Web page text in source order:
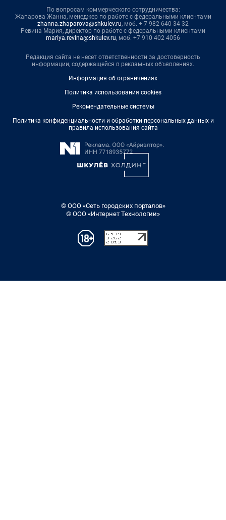
По вопросам коммерческого сотрудничества:
Жапарова Жанна, менеджер по работе с федеральными клиентами
zhanna.zhaparova@shkulev.ru, моб. + 7 982 640 34 32
Ревина Мария, директор по работе с федеральными клиентами
mariya.revina@shkulev.ru, моб. +7 910 402 4056
Редакция сайта не несет ответственности за достоверность
информации, содержащейся в рекламных объявлениях.
Информация об ограничениях
Политика использования cookies
Рекомендательные системы
Политика конфиденциальности и обработки персональных данных и
правила использования сайта
© ООО «Сеть городских порталов»
© ООО «Интернет Технологии»